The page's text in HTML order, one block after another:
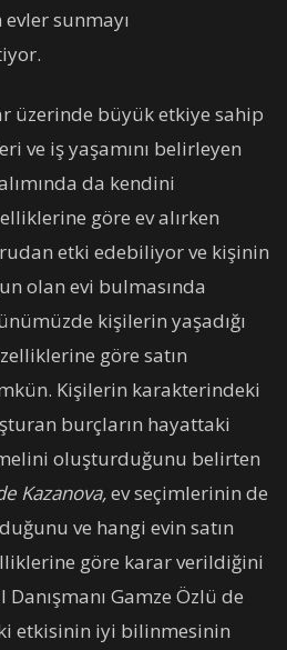
sunmayı
üzerinde büyük etkiye sahip
ve iş yaşamını belirleyen
da kendini
göre ev alırken
etki edebiliyor ve kişinin
olan evi bulmasında
kişilerin yaşadığı
göre satın
Kişilerin karakterindeki
burçların hayattaki
oluşturduğunu belirten
Kazanova,ev seçimlerinin de
ve hangi evin satın
göre karar verildiğini
Gamze Özlü de
etkisinin iyi bilinmesinin